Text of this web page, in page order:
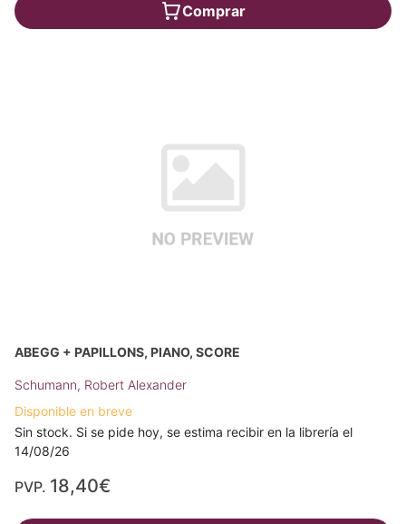
Comprar
ABEGG + PAPILLONS, PIANO, SCORE
Schumann, Robert Alexander
Disponible en breve
Sin stock. Si se pide hoy, se estima recibir en la librería el
14/08/26
PVP. 18,40€